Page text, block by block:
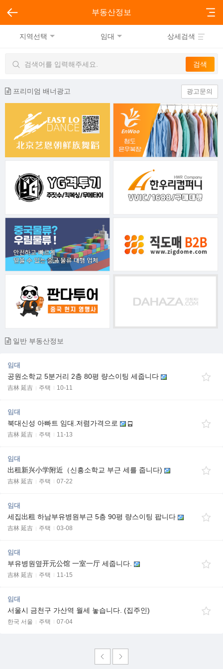
부동산정보
지역선택 임대 상세검색
프리미엄 배너광고 광고문의
일반 부동산정보
임대
공원소학교 5분거리 2층 80평 량스이팅 세줍니다
吉林 延吉 주택 10-11
임대
북대신성 아빠트 임대.저렴가격으로
吉林 延吉 주택 11-13
임대
出租新兴小学附近（신흥소학교 부근 세를 줍니다)
吉林 延吉 주택 07-22
임대
세집出租 하남부유병원부근 5층 90평 량스이팅 팝니다
吉林 延吉 주택 03-08
임대
부유병원옆开元公馆 一室一厅 세줍니다.
吉林 延吉 주택 11-15
임대
서울시 금천구 가산역 월세 놓습니다. (집주인)
한국 서울 주택 07-04